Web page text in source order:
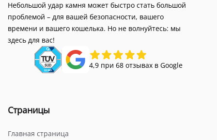
Небольшой удар камня может быстро стать большой
проблемой – для вашей безопасности, вашего
времени и вашего кошелька. Но не волнуйтесь: мы
здесь для вас!
4,9 при 68 отзывах в Google
Страницы
Главная страница